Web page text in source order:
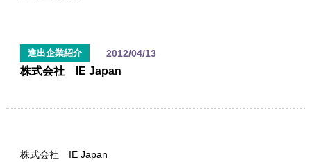
進出企業紹介 2012/04/13
株式会社 IE Japan
株式会社 IE Japan